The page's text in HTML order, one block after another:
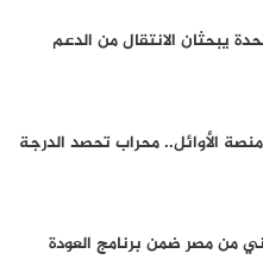
يبحثان الانتقال من الدعم
الأوائل.. محراب تحصد الدرجة
سوداني من مصر ضمن برنامج العودة